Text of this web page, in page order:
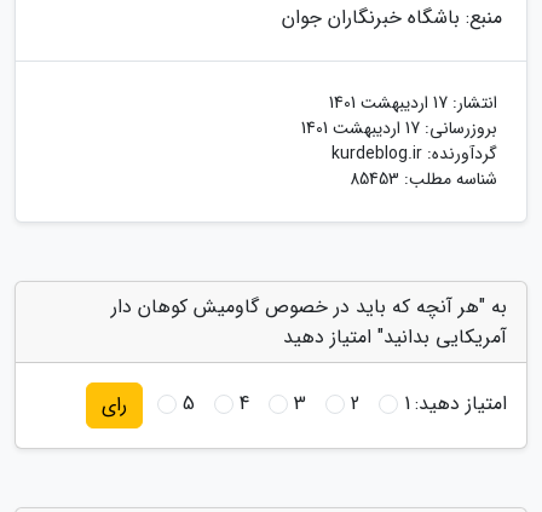
منبع: باشگاه خبرنگاران جوان
انتشار: 17 اردیبهشت 1401
بروزرسانی: 17 اردیبهشت 1401
گردآورنده: kurdeblog.ir
شناسه مطلب: 85453
به "هر آنچه که باید در خصوص گاومیش کوهان دار
آمریکایی بدانید" امتیاز دهید
امتیاز دهید:1
2
3
4
5 رای